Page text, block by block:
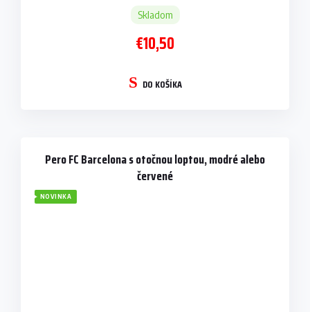
Skladom
€10,50
DO KOŠÍKA
Pero FC Barcelona s otočnou loptou, modré alebo
červené
NOVINKA